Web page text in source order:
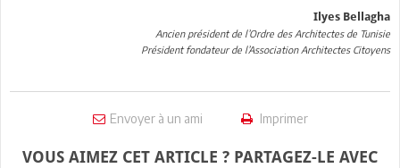
Ilyes Bellagha
Ancien président de l’Ordre des Architectes de Tunisie
Président fondateur de l’Association Architectes Citoyens
Envoyer à un ami Imprimer
VOUS AIMEZ CET ARTICLE ? PARTAGEZ-LE AVEC